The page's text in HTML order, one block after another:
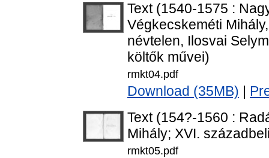
Text (1540-1575 :
Végkecskeméti
névtelen, Ilosvai
költők művei)
rmkt04.pdf
Download (35MB)
Text (154?-1560 :
Mihály; XVI.
rmkt05.pdf